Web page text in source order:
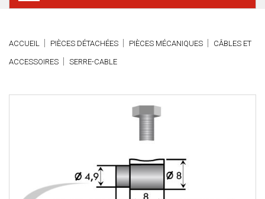
ACCUEIL PIÈCES DÉTACHÉES PIÈCES MÉCANIQUES CÂBLES ET
ACCESSOIRES SERRE-CABLE